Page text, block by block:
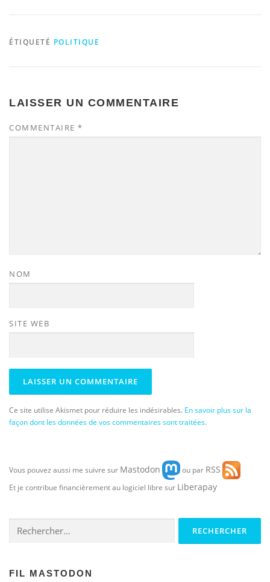
ÉTIQUETÉ POLITIQUE
LAISSER UN COMMENTAIRE
COMMENTAIRE *
NOM
SITE WEB
Ce site utilise Akismet pour réduire les indésirables. En savoir plus sur la
façon dont les données de vos commentaires sont traitées.
Vous pouvez aussi me suivre sur Mastodon ou par RSS
Et je contribue financièrement au logiciel libre sur Liberapay
FIL MASTODON